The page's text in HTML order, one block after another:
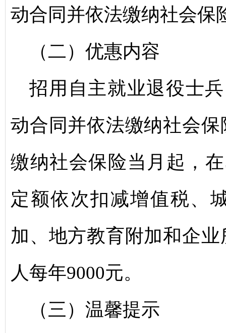
动合同并依法缴纳社会保
（二）优惠内容
招用自主就业退役士
动合同并依法缴纳社会
缴纳社会保险当月起，
定额依次扣减增值税、
加、地方教育附加和企
人每年9000元。
（三）温馨提示